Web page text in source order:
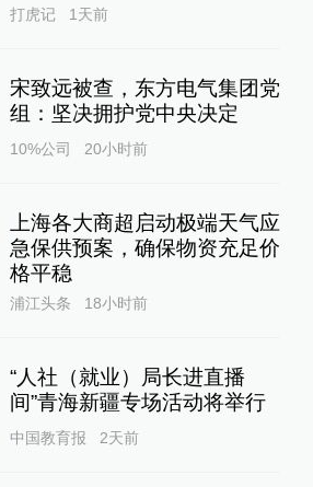
打虎记 1天前
宋致远被查，东方电气集团党
组：坚决拥护党中央决定
10%公司 20小时前
上海各大商超启动极端天气应
急保供预案，确保物资充足价
格平稳
浦江头条 18小时前
“人社（就业）局长进直播
间”青海新疆专场活动将举行
中国教育报 2天前